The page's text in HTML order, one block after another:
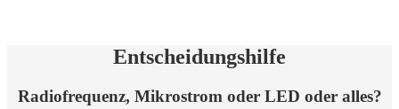
Entscheidungshilfe
Radiofrequenz, Mikrostrom oder LED oder alles?